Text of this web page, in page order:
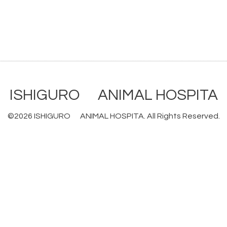
ISHIGURO ANIMAL HOSPITA
©2026 ISHIGURO ANIMAL HOSPITA . All Rights Reserved.